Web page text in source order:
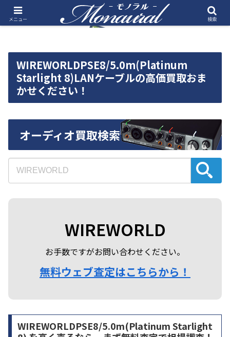
WIREWORLDPSE8/5.0m(Platinum
Starlight 8)LANケーブルの高価買取おま
かせください！
オーディオ買取検索
WIREWORLD
お手数ですがお問い合わせください。
無料ウェブ査定はこちらから！
WIREWORLDPSE8/5.0m(Platinum Starlight
メニュー 検索